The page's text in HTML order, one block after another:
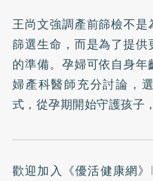
王尚文強調產前篩檢不
篩選生命，而是為了提
的準備。孕婦可依自身
婦產科醫師充分討論，
式，從孕期開始守護孩子
歡迎加入 《優活健康網